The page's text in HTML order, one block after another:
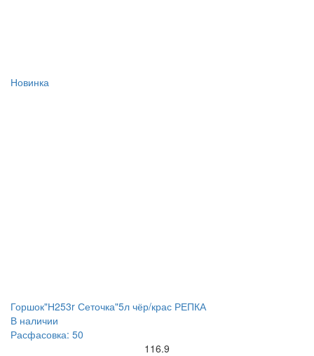
Новинка
Горшок"Н253r Сеточка"5л чёр/крас РЕПКА
В наличии
Расфасовка: 50
116.9